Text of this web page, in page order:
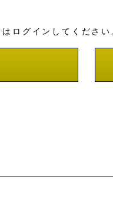
ログインしてくださ